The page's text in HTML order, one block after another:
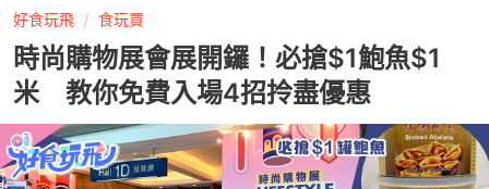
好食玩飛 食玩買
時尚購物展會展開鑼！必搶$1鮑魚$1
米 教你免費入場4招拎盡優惠